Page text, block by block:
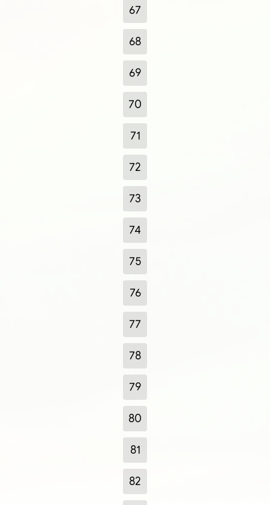
67
68
69
70
71
72
73
74
75
76
77
78
79
80
81
82